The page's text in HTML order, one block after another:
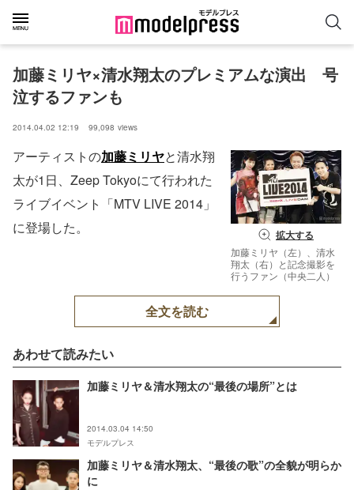
加藤ミリヤ×清水翔太のプレミアムな演出　号
泣するファンも
2014.04.02 12:19 99,098 views
拡大する
加藤ミリヤ（左）、清水
翔太（右）と記念撮影を
行うファン（中央二人）
アーティストの加藤ミリヤと清水翔
太が1日、Zeep Tokyoにて行われた
ライブイベント「MTV LIVE 2014」
に登場した。
全文を読む
あわせて読みたい
加藤ミリヤ＆清水翔太の“最後の場所”とは
2014.03.04 14:50
モデルプレス
加藤ミリヤ＆清水翔太、“最後の歌”の全貌が明らか
に